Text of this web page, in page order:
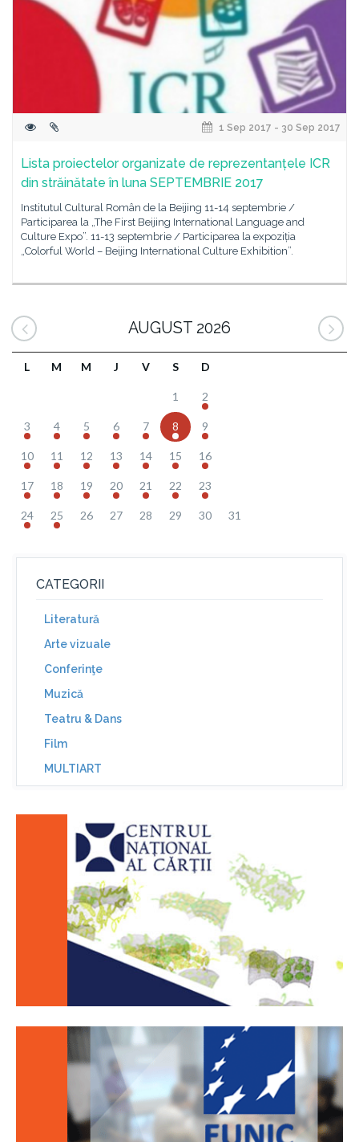
1 Sep 2017 - 30 Sep 2017
Lista proiectelor organizate de reprezentanțele ICR
din străinătate în luna SEPTEMBRIE 2017
Institutul Cultural Român de la Beijing 11-14 septembrie /
Participarea la „The First Beijing International Language and
Culture Expo”. 11-13 septembrie / Participarea la expoziția
„Colorful World – Beijing International Culture Exhibition”.
AUGUST 2026
L M M J V S D
1 2
3 4 5 6 7 8 9
10 11 12 13 14 15 16
17 18 19 20 21 22 23
24 25 26 27 28 29 30 31
CATEGORII
Literatură
Arte vizuale
Conferinţe
Muzică
Teatru & Dans
Film
MULTIART